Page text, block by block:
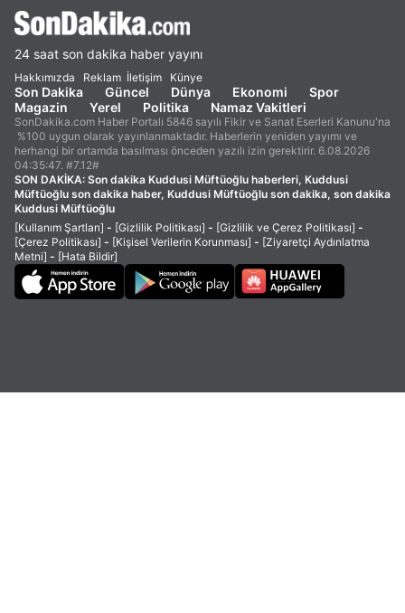
24 saat son dakika haber yayını
Hakkımızda Reklam İletişim Künye
Son Dakika Güncel Dünya Ekonomi
Spor
Magazin
Yerel Politika Namaz Vakitleri
SonDakika.com Haber Portalı 5846 sayılı Fikir ve Sanat Eserleri Kanunu'na
%100 uygun olarak yayınlanmaktadır. Haberlerin yeniden yayımı ve
herhangi bir ortamda basılması önceden yazılı izin gerektirir. 6.08.2026
04:35:47. #7.12#
SON DAKİKA: Son dakika Kuddusi Müftüoğlu haberleri, Kuddusi
Müftüoğlu son dakika haber, Kuddusi Müftüoğlu son dakika, son dakika
Kuddusi Müftüoğlu
[Kullanım Şartları] - [Gizlilik Politikası] - [Gizlilik ve Çerez Politikası] -
[Çerez Politikası] - [Kişisel Verilerin Korunması] - [Ziyaretçi Aydınlatma
Metni] - [Hata Bildir]